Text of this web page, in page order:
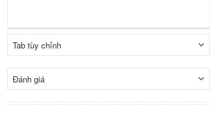
Tab tùy chỉnh
Đánh giá